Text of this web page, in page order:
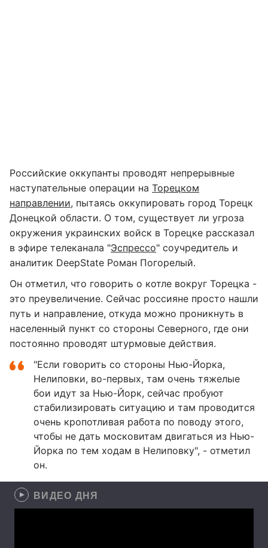
Российские оккупанты проводят непрерывные
наступательные операции на Торецком
направлении, пытаясь оккупировать город Торецк
Донецкой области. О том, существует ли угроза
окружения украинских войск в Торецке рассказал
в эфире телеканала "Эспрессо" соучредитель и
аналитик DeepState Роман Погорелый.
Он отметил, что говорить о котле вокруг Торецка -
это преувеличение. Сейчас россияне просто нашли
путь и направление, откуда можно проникнуть в
населенный пункт со стороны Северного, где они
постоянно проводят штурмовые действия.
"Если говорить со стороны Нью-Йорка,
Нелиповки, во-первых, там очень тяжелые
бои идут за Нью-Йорк, сейчас пробуют
стабилизировать ситуацию и там проводится
очень кропотливая работа по поводу этого,
чтобы не дать московитам двигаться из Нью-
Йорка по тем ходам в Нелиповку", - отметил
он.
ВИДЕО ДНЯ